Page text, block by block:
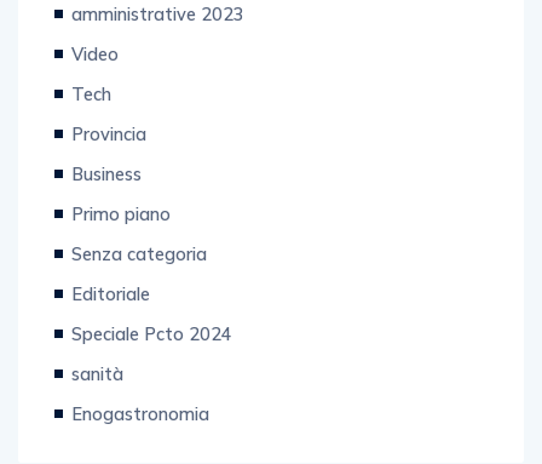
amministrative 2023
Video
Tech
Provincia
Business
Primo piano
Senza categoria
Editoriale
Speciale Pcto 2024
sanità
Enogastronomia